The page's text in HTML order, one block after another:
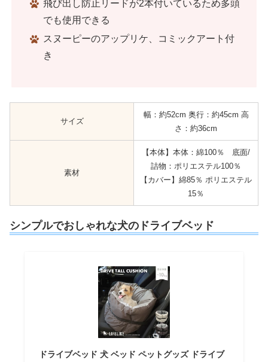
飛び出し防止リードが2本付いているため多頭
でも使用できる
スヌーピーのアップリケ、コミックアート付
き
サイズ
幅：約52cm 奥行：約45cm 高
さ：約36cm
素材
【本体】本体：綿100％ 底面/
詰物：ポリエステル100％
【カバー】綿85％ ポリエステル
15％
シンプルでおしゃれな犬のドライブベッド
ドライブベッド 犬 ベッド ペットグッズ ドライブ